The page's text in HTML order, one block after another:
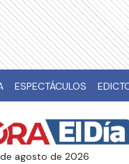
ESPECTÁCULOS
de agosto de 2026